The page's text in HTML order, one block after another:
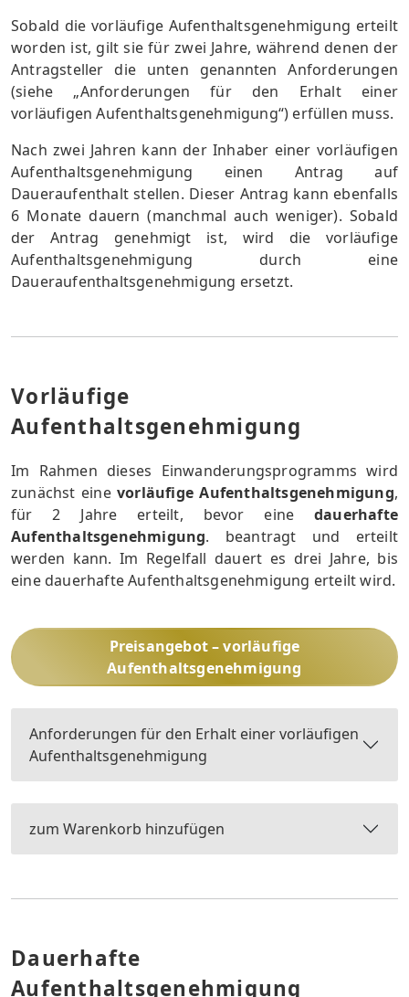
Sobald die vorläufige Aufenthaltsgenehmigung erteilt
worden ist, gilt sie für zwei Jahre, während denen der
Antragsteller die unten genannten Anforderungen
(siehe „Anforderungen für den Erhalt einer
vorläufigen Aufenthaltsgenehmigung“) erfüllen muss.
Nach zwei Jahren kann der Inhaber einer vorläufigen
Aufenthaltsgenehmigung einen Antrag auf
Daueraufenthalt stellen. Dieser Antrag kann ebenfalls
6 Monate dauern (manchmal auch weniger). Sobald
der Antrag genehmigt ist, wird die vorläufige
Aufenthaltsgenehmigung durch eine
Daueraufenthaltsgenehmigung ersetzt.
Vorläufige
Aufenthaltsgenehmigung
Im Rahmen dieses Einwanderungsprogramms wird
zunächst einevorläufige Aufenthaltsgenehmigung,
für 2 Jahre erteilt, bevor eine dauerhafte
Aufenthaltsgenehmigung. beantragt und erteilt
werden kann. Im Regelfall dauert es drei Jahre, bis
eine dauerhafte Aufenthaltsgenehmigung erteilt wird.
Preisangebot – vorläufige
Aufenthaltsgenehmigung
Anforderungen für den Erhalt einer vorläufigen
Aufenthaltsgenehmigung
zum Warenkorb hinzufügen
Dauerhafte
Aufenthaltsgenehmigung